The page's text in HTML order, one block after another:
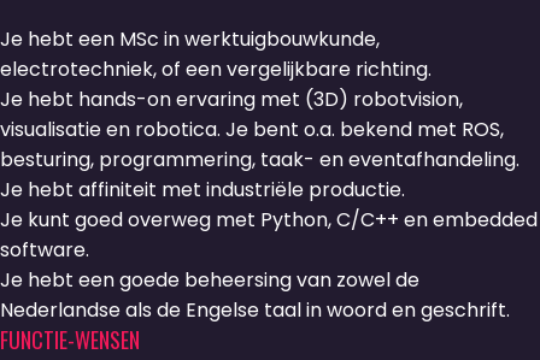
Je hebt een MSc in werktuigbouwkunde,
electrotechniek, of een vergelijkbare richting.
Je hebt hands-on ervaring met (3D) robotvision,
visualisatie en robotica. Je bent o.a. bekend met ROS,
besturing, programmering, taak- en eventafhandeling.
Je hebt affiniteit met industriële productie.
Je kunt goed overweg met Python, C/C++ en embedded
software.
Je hebt een goede beheersing van zowel de
Nederlandse als de Engelse taal in woord en geschrift.
FUNCTIE-WENSEN